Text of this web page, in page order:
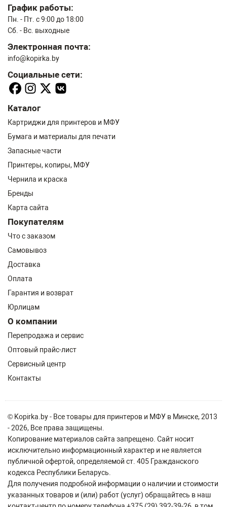
График работы:
Пн. - Пт. с 9:00 до 18:00
Сб. - Вс. выходные
Электронная почта:
info@kopirka.by
Социальные сети:
Каталог
Картриджи для принтеров и МФУ
Бумага и материалы для печати
Запасные части
Принтеры, копиры, МФУ
Чернила и краска
Бренды
Карта сайта
Покупателям
Что с заказом
Самовывоз
Доставка
Оплата
Гарантия и возврат
Юрлицам
О компании
Перепродажа и сервис
Оптовый прайс-лист
Сервисный центр
Контакты
© Kopirka.by - Все товары для принтеров и МФУ в Минске, 2013
- 2026, Все права защищены.
Копирование материалов сайта запрещено. Сайт носит
исключительно информационный характер и не является
публичной офертой, определяемой ст. 405 Гражданского
кодекса Республики Беларусь.
Для получения подробной информации о наличии и стоимости
указанных товаров и (или) работ (услуг) обращайтесь в наш